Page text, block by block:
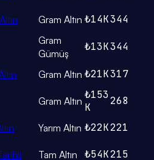
Gram Altın ₺14K344
Gram
Gümüş
₺13K344
Gram Altın ₺21K317
Gram Altın ₺153
K
268
Yarım Altın ₺22K221
Tam Altın ₺54K215